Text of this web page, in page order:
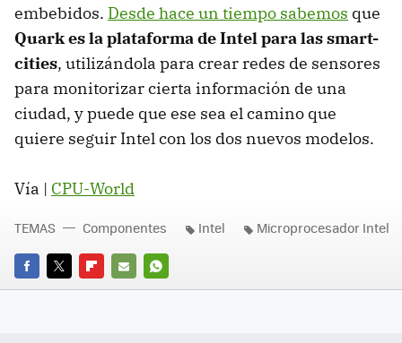
embebidos. Desde hace un tiempo sabemos que
Quark es la plataforma de Intel para las smart-
cities, utilizándola para crear redes de sensores
para monitorizar cierta información de una
ciudad, y puede que ese sea el camino que
quiere seguir Intel con los dos nuevos modelos.
Vía | CPU-World
FACEBOOK
TWITTERFLIPBOARD
E-
WHATSAPP
TEMAS Componentes Intel Microprocesador Intel